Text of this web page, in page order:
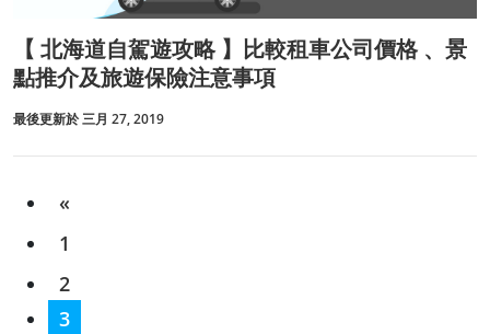
【 北海道自駕遊攻略 】比較租車公司價格 、景
點推介及旅遊保險注意事項
最後更新於 三月 27, 2019
«
1
2
3